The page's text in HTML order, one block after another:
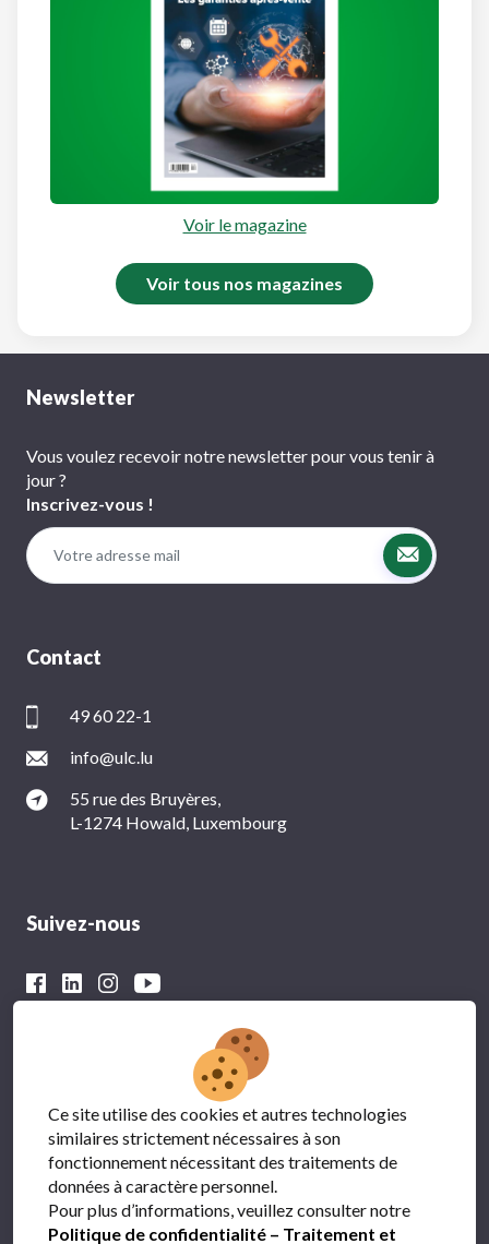
Voir le magazine
Voir tous nos magazines
Newsletter
Vous voulez recevoir notre newsletter pour vous tenir à
jour ?
Inscrivez-vous !
Contact
49 60 22-1
info@ulc.lu
55 rue des Bruyères,
L-1274 Howald, Luxembourg
Suivez-nous
Avec le soutien financier du
Ce site utilise des cookies et autres technologies
similaires strictement nécessaires à son
fonctionnement nécessitant des traitements de
données à caractère personnel.
Pour plus d’informations, veuillez consulter notre
Politique de confidentialité – Traitement et